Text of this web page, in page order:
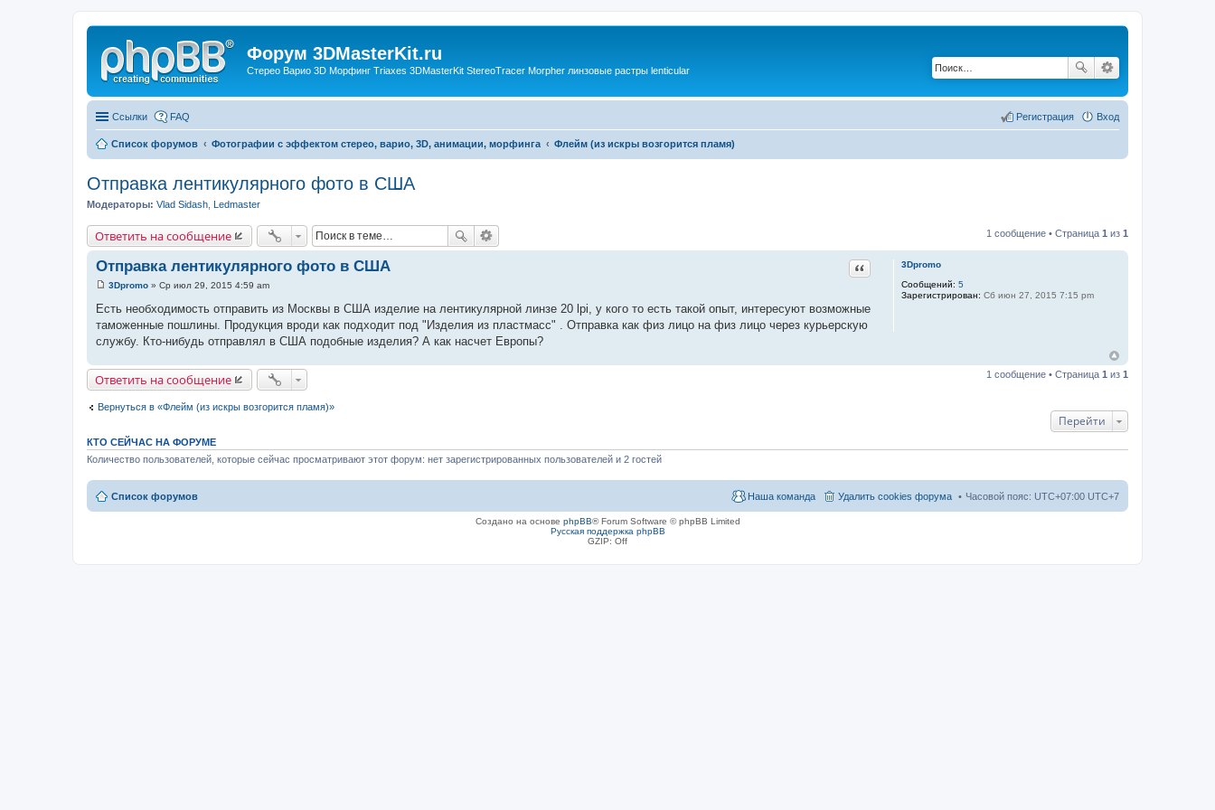
Форум 3DMasterKit.ru
Стерео Варио 3D Морфинг Triaxes 3DMasterKit StereoTracer Morpher линзовые растры lenticular
Ссылки FAQ Вход
Регистрация
Список форумов Фотографии с эффектом стерео, варио, 3D, анимации, морфинга Флейм (из искры возгорится пламя)
Отправка лентикулярного фото в США
Модераторы: Vlad Sidash Ledmaster
Ответить на сообщение 1 сообщение • Страница 1 из 1
3Dpromo
Сообщений: 5
Зарегистрирован: Сб июн 27, 2015 7:15 pm
Отправка лентикулярного фото в США Цитата
о
б
е
и
е
3Dpromo » Ср июл 29, 2015 4:59 am
Есть необходимость отправить из Москвы в США изделие на лентикулярной линзе 20 lpi, у кого то есть такой опыт, интересуют возможные
таможенные пошлины. Продукция вроди как подходит под "Изделия из пластмасс" . Отправка как физ лицо на физ лицо через курьерскую
службу. Кто-нибудь отправлял в США подобные изделия? А как насчет Европы?
Ответить на сообщение 1 сообщение • Страница 1 из 1
Вернуться в «Флейм (из искры возгорится пламя)»
Перейти
КТО СЕЙЧАС НА ФОРУМЕ
Количество пользователей, которые сейчас просматривают этот форум: нет зарегистрированных пользователей и 2 гостей
Список форумов Часовой пояс: UTC+07:00 UTC+7
Удалить cookies форума
Наша команда
Создано на основе phpBB® Forum Software © phpBB Limited
Русская поддержка phpBB
GZIP: Off